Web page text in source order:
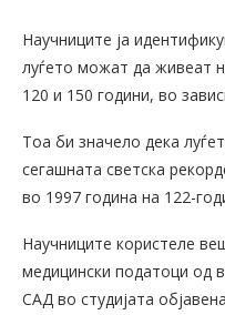
Научниците ја
луѓето можат да живеат
120 и 150 години, во
Тоа би значело дека
сегашната светска
во 1997 година на 122-
Научниците користеле
медицински податоци од
САД во студијата